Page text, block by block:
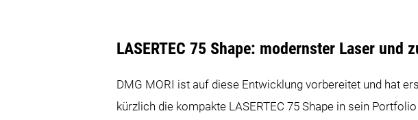
LASERTEC 75 Shape: modernster Laser und
DMG MORI ist auf diese Entwicklung vorbereitet und hat
kürzlich die kompakte LASERTEC 75 Shape in sein